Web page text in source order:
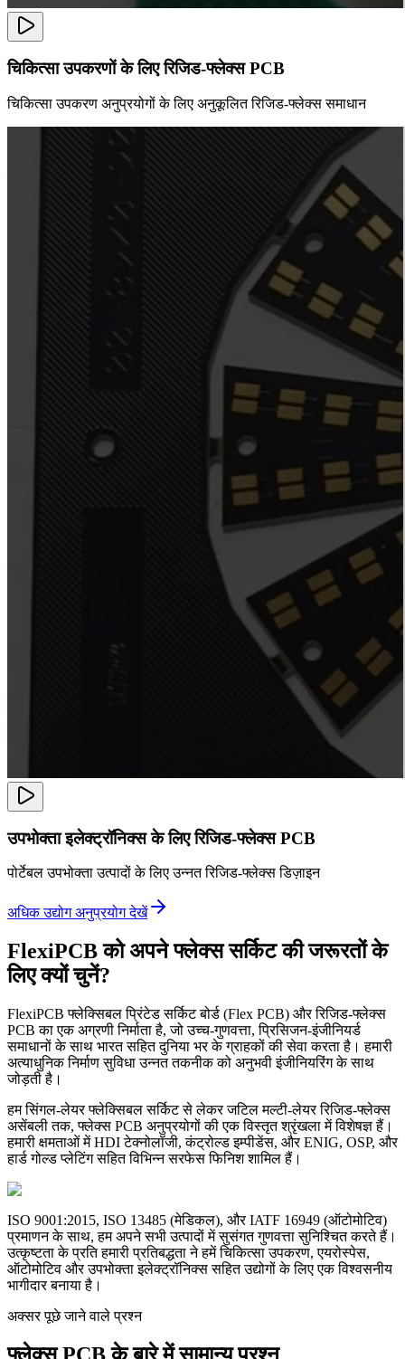
चिकित्सा उपकरणों के लिए रिजिड-फ्लेक्स PCB
चिकित्सा उपकरण अनुप्रयोगों के लिए अनुकूलित रिजिड-फ्लेक्स समाधान
उपभोक्ता इलेक्ट्रॉनिक्स के लिए रिजिड-फ्लेक्स PCB
पोर्टेबल उपभोक्ता उत्पादों के लिए उन्नत रिजिड-फ्लेक्स डिज़ाइन
अधिक उद्योग अनुप्रयोग देखें
FlexiPCB को अपने फ्लेक्स सर्किट की जरूरतों के
लिए क्यों चुनें?
FlexiPCB फ्लेक्सिबल प्रिंटेड सर्किट बोर्ड (Flex PCB) और रिजिड-फ्लेक्स
PCB का एक अग्रणी निर्माता है, जो उच्च-गुणवत्ता, प्रिसिजन-इंजीनियर्ड
समाधानों के साथ भारत सहित दुनिया भर के ग्राहकों की सेवा करता है। हमारी
अत्याधुनिक निर्माण सुविधा उन्नत तकनीक को अनुभवी इंजीनियरिंग के साथ
जोड़ती है।
हम सिंगल-लेयर फ्लेक्सिबल सर्किट से लेकर जटिल मल्टी-लेयर रिजिड-फ्लेक्स
असेंबली तक, फ्लेक्स PCB अनुप्रयोगों की एक विस्तृत श्रृंखला में विशेषज्ञ हैं।
हमारी क्षमताओं में HDI टेक्नोलॉजी, कंट्रोल्ड इम्पीडेंस, और ENIG, OSP, और
हार्ड गोल्ड प्लेटिंग सहित विभिन्न सरफेस फिनिश शामिल हैं।
ISO 9001:2015, ISO 13485 (मेडिकल), और IATF 16949 (ऑटोमोटिव)
प्रमाणन के साथ, हम अपने सभी उत्पादों में सुसंगत गुणवत्ता सुनिश्चित करते हैं।
उत्कृष्टता के प्रति हमारी प्रतिबद्धता ने हमें चिकित्सा उपकरण, एयरोस्पेस,
ऑटोमोटिव और उपभोक्ता इलेक्ट्रॉनिक्स सहित उद्योगों के लिए एक विश्वसनीय
भागीदार बनाया है।
अक्सर पूछे जाने वाले प्रश्न